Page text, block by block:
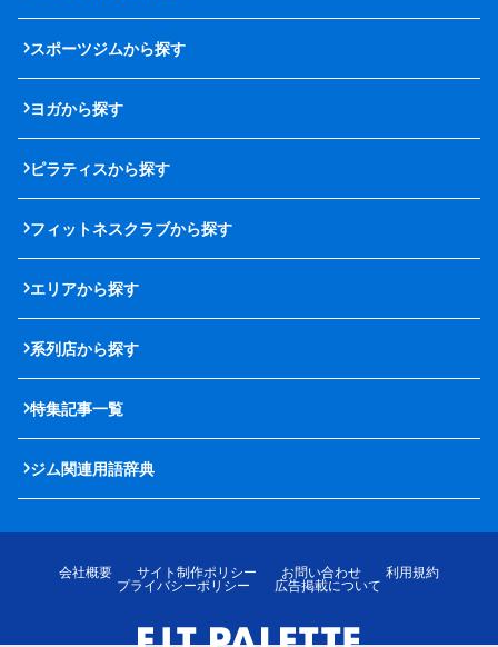
スポーツジムから探す
ヨガから探す
ピラティスから探す
フィットネスクラブから探す
エリアから探す
系列店から探す
特集記事一覧
ジム関連用語辞典
会社概要 サイト制作ポリシー お問い合わせ
利用規約
プライバシーポリシー
広告掲載について